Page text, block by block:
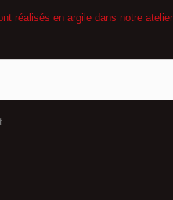
réalisés en argile dans notre atelier